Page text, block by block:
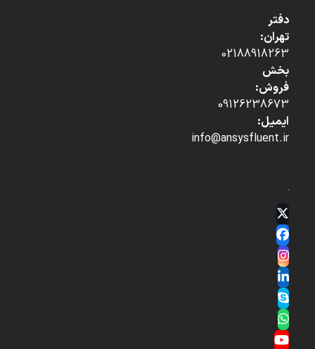
دفتر
تهران:
02188918263
بخش
فروش:
09126238673
ایمیل:
info@ansysfluent.ir
Twitter
(deprecated)
Facebook
Instagram
LinkedIn
Skype
Whatsapp